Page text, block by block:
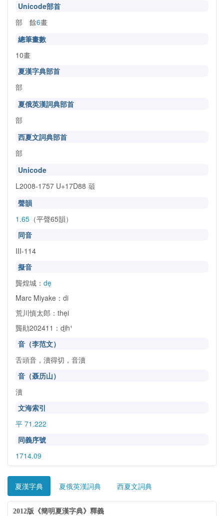
Unicode部首
部 餘6畫
總筆畫數
10畫
夏漢字典部首
部
夏俄英漢詞典部首
部
西夏文詞典部首
部
Unicode
L2008-1757 U+17D88 𗶈
聲韻
1.65 （平聲65韻）
同音
III-114
擬音
龔煌城： dẹ
Marc Miyake：di
荒川慎太郎：thẹi
龔勛202411：di̱h¹
音（李范文）
舌頭音，瀆得切，音瀆
音（聂历山）
瀆
文海索引
平 71.222
同義序號
1714.09
夏漢字典 夏俄英漢詞典 西夏文詞典
2012版《簡明夏漢字典》釋義